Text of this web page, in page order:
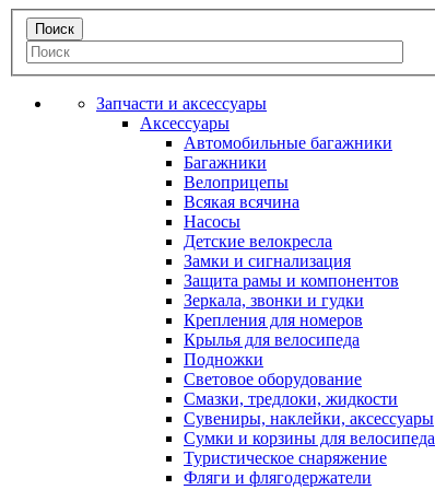
Запчасти и аксессуары
Аксессуары
Автомобильные багажники
Багажники
Велоприцепы
Всякая всячина
Насосы
Детские велокресла
Замки и сигнализация
Защита рамы и компонентов
Зеркала, звонки и гудки
Крепления для номеров
Крылья для велосипеда
Подножки
Световое оборудование
Смазки, тредлоки, жидкости
Сувениры, наклейки, аксессуары
Сумки и корзины для велосипеда
Туристическое снаряжение
Фляги и флягодержатели